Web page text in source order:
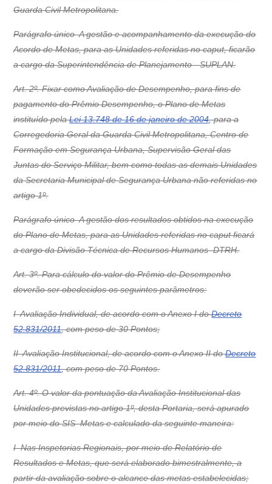
Guarda Civil Metropolitana.
Parágrafo único  A gestão e acompanhamento da execução do
Acordo de Metas, para as Unidades referidas no caput, ficarão
a cargo da Superintendência de Planejamento - SUPLAN.
Art. 2º. Fixar como Avaliação de Desempenho, para fins de
pagamento do Prêmio Desempenho, o Plano de Metas
instituído pelaLei 13.748 de 16 de janeiro de 2004, para a
Corregedoria Geral da Guarda Civil Metropolitana, Centro de
Formação em Segurança Urbana, Supervisão Geral das
Juntas do Serviço Militar, bem como todas as demais Unidades
da Secretaria Municipal de Segurança Urbana não referidas no
artigo 1º.
Parágrafo único  A gestão dos resultados obtidos na execução
do Plano de Metas, para as Unidades referidas no caput ficará
a cargo da Divisão Técnica de Recursos Humanos  DTRH.
Art. 3º. Para cálculo do valor do Prêmio de Desempenho
deverão ser obedecidos os seguintes parâmetros:
I  Avaliação Individual, de acordo com o Anexo I doDecreto
52.831/2011, com peso de 30 Pontos;
II  Avaliação Institucional, de acordo com o Anexo II doDecreto
52.831/2011, com peso de 70 Pontos.
Art. 4º. O valor da pontuação da Avaliação Institucional das
Unidades previstas no artigo 1º, desta Portaria, será apurado
por meio do SIS  Metas e calculado da seguinte maneira:
I  Nas Inspetorias Regionais, por meio de Relatório de
Resultados e Metas, que será elaborado bimestralmente, a
partir da avaliação sobre o alcance das metas estabelecidas;